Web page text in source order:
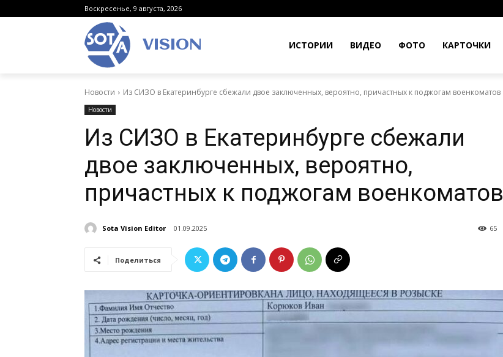
Воскресенье, 9 августа, 2026
VISION ИСТОРИИ ВИДЕО ФОТО КАРТОЧКИ
Новости Из СИЗО в Екатеринбурге сбежали двое заключенных, вероятно, причастных к поджогам военкоматов
Новости
Из СИЗО в Екатеринбурге сбежали
двое заключенных, вероятно,
причастных к поджогам военкоматов
Sota Vision Editor 01.09.2025 65
Поделиться